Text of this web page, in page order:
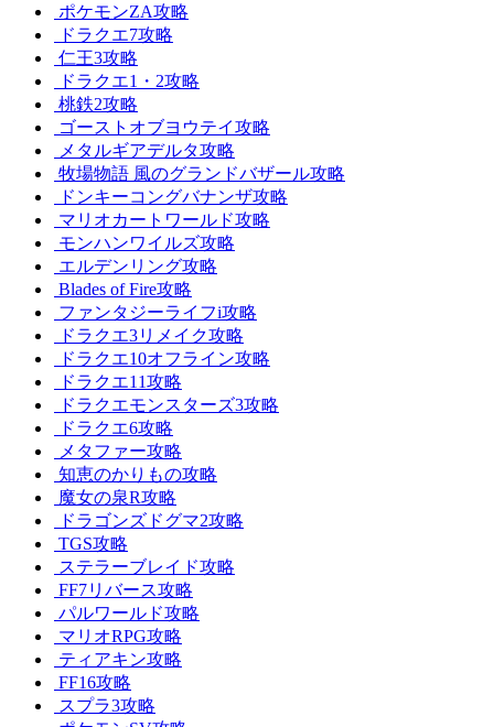
ポケモンZA攻略
ドラクエ7攻略
仁王3攻略
ドラクエ1・2攻略
桃鉄2攻略
ゴーストオブヨウテイ攻略
メタルギアデルタ攻略
牧場物語 風のグランドバザール攻略
ドンキーコングバナンザ攻略
マリオカートワールド攻略
モンハンワイルズ攻略
エルデンリング攻略
Blades of Fire攻略
ファンタジーライフi攻略
ドラクエ3リメイク攻略
ドラクエ10オフライン攻略
ドラクエ11攻略
ドラクエモンスターズ3攻略
ドラクエ6攻略
メタファー攻略
知恵のかりもの攻略
魔女の泉R攻略
ドラゴンズドグマ2攻略
TGS攻略
ステラーブレイド攻略
FF7リバース攻略
パルワールド攻略
マリオRPG攻略
ティアキン攻略
FF16攻略
スプラ3攻略